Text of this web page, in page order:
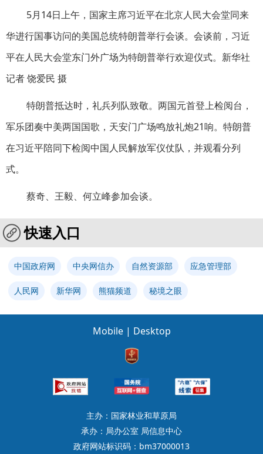
5月14日上午，国家主席习近平在北京人民大会堂同来
华进行国事访问的美国总统特朗普举行会谈。会谈前，习近
平在人民大会堂东门外广场为特朗普举行欢迎仪式。新华社
记者 饶爱民 摄
特朗普抵达时，礼兵列队致敬。两国元首登上检阅台，
军乐团奏中美两国国歌，天安门广场鸣放礼炮21响。特朗普
在习近平陪同下检阅中国人民解放军仪仗队，并观看分列
式。
蔡奇、王毅、何立峰参加会谈。
快速入口
中国政府网 中央网信办 自然资源部 应急管理部
人民网 新华网 熊猫频道 秘境之眼
Mobile | Desktop
主办：国家林业和草原局
承办：局办公室 局信息中心
政府网站标识码：bm37000013